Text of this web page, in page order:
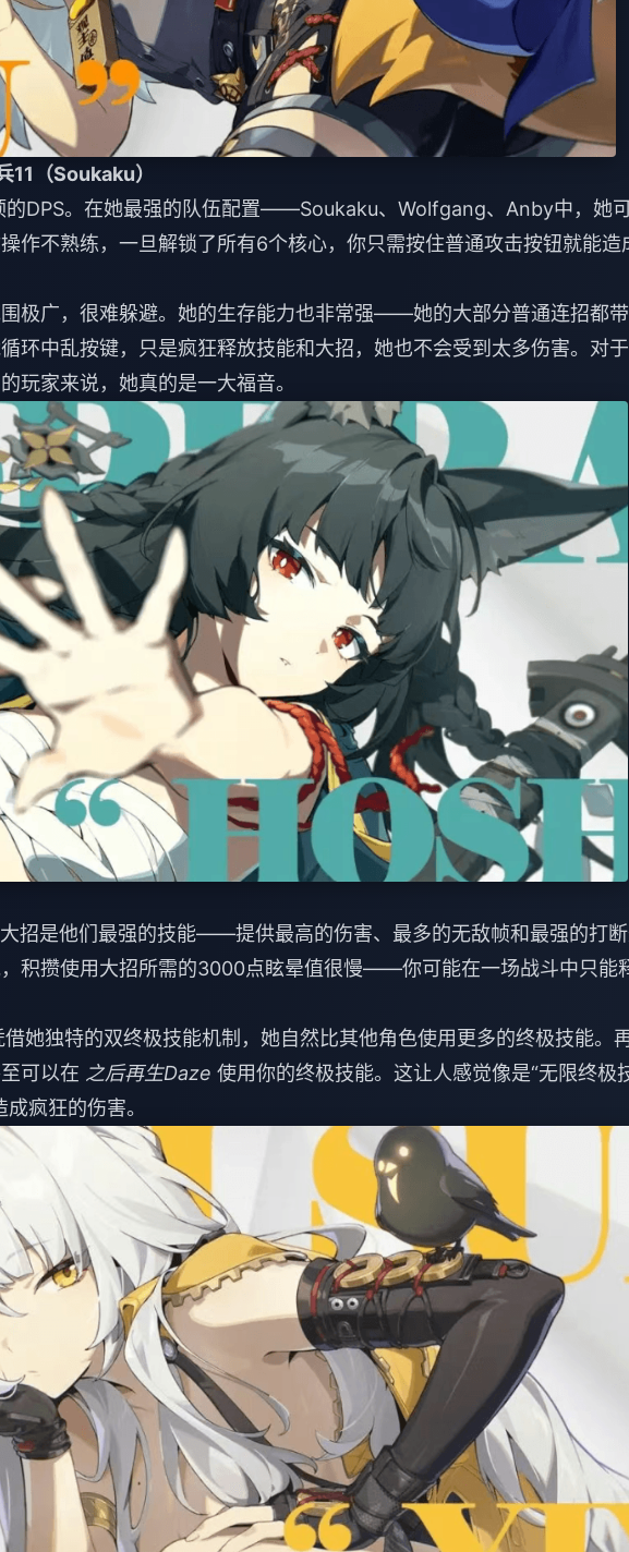
（Soukaku）
的DPS。在她最强的队伍配置——Soukaku、Wolfgang、Anby中，她
作不熟练，一旦解锁了所有6个核心，你只需按住普通攻击按钮就能造
极广，很难躲避。她的生存能力也非常强——她的大部分普通连招都
环中乱按键，只是疯狂释放技能和大招，她也不会受到太多伤害。对
玩家来说，她真的是一大福音。
招是他们最强的技能——提供最高的伤害、最多的无敌帧和最强的打
积攒使用大招所需的3000点眩晕值很慢——你可能在一场战斗中只能
她独特的双终极技能机制，她自然比其他角色使用更多的终极技能。
可以在 之后再生Daze 使用你的终极技能。这让人感觉像是“无限终极
疯狂的伤害。